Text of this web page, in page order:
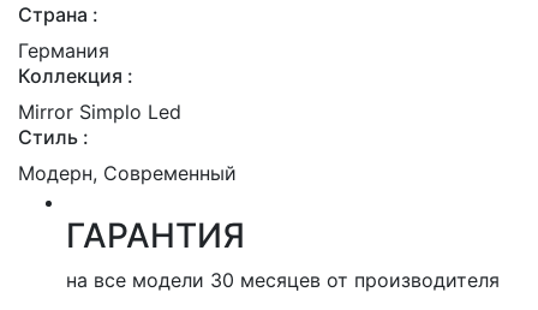
Страна :
Германия
Коллекция :
Mirror Simplo Led
Стиль :
Модерн, Современный
ГАРАНТИЯ
на все модели 30 месяцев от производителя